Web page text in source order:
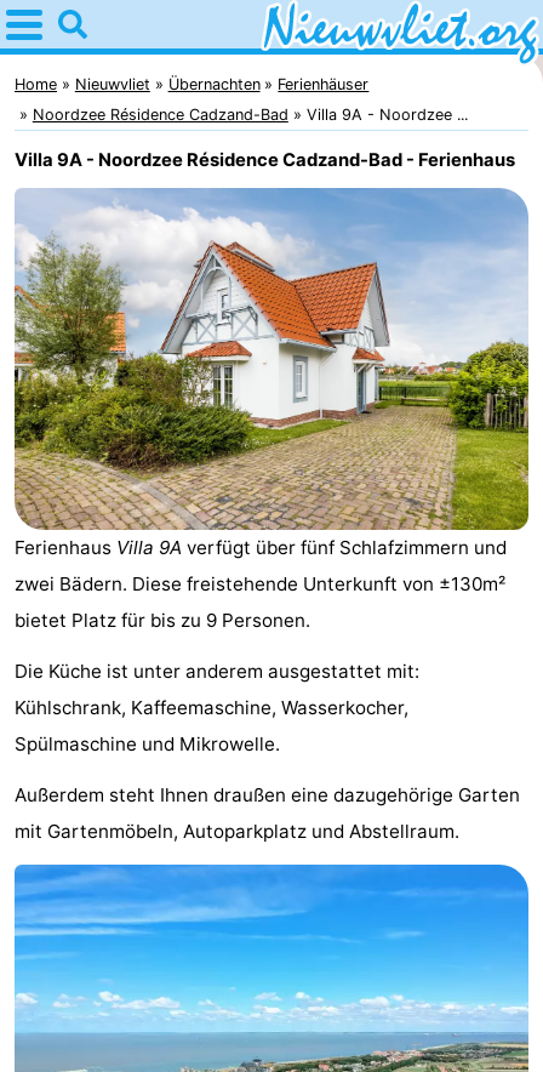
Home
Nieuwvliet
Tipps
Für
kindern
Übernachten
Appartements
Campingplätze
Ferienhäuser
-
Bad
Meersee
-
Beach
Resort
Nieuwvliet-
Bad
De
Meulinge
-
EuroParcs
Cadzand
-
Hoogduin
-
Noordzee
Résidence
Cadzand-
Bad
-
Resort
Nieuwvliet-
Bad
-
Schoneveld
-
Strand
Resort
Nieuwvliet-
-
Waterdunen
-
Zeebad
Home Nieuwvliet Übernachten
Ferienhäuser
Noordzee Résidence Cadzand-Bad
Villa 9A - Noordzee ...
Villa 9A - Noordzee Résidence Cadzand-Bad - Ferienhaus
Ferienhaus Villa 9A verfügt über fünf Schlafzimmern und
zwei Bädern. Diese freistehende Unterkunft von ±130m²
bietet Platz für bis zu 9 Personen.
Die Küche ist unter anderem ausgestattet mit:
Kühlschrank, Kaffeemaschine, Wasserkocher,
Spülmaschine und Mikrowelle.
Außerdem steht Ihnen draußen eine dazugehörige Garten
mit Gartenmöbeln, Autoparkplatz und Abstellraum.